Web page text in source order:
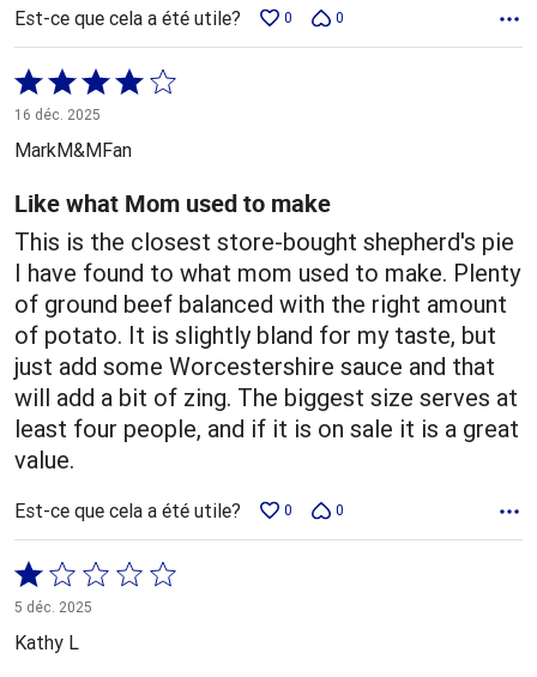
Est-ce que cela a été utile? 0 0
Coté
4 sur
5
16 déc. 2025
MarkM&MFan
Like what Mom used to make
This is the closest store-bought shepherd's pie
I have found to what mom used to make. Plenty
of ground beef balanced with the right amount
of potato. It is slightly bland for my taste, but
just add some Worcestershire sauce and that
will add a bit of zing. The biggest size serves at
least four people, and if it is on sale it is a great
value.
Est-ce que cela a été utile? 0 0
Coté
1 sur
5
5 déc. 2025
Kathy L